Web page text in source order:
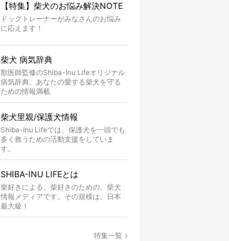
【特集】柴犬のお悩み解決NOTE
ドッグトレーナーがみなさんのお悩み
に応えます！
柴犬 病気辞典
獣医師監修のShiba-Inu Lifeオリジナル
病気辞典。あなたの愛する柴犬を守る
ための情報満載
柴犬里親/保護犬情報
Shiba-Inu Lifeでは、保護犬を一頭でも
多く救うための活動支援をしていま
す。
SHIBA-INU LIFEとは
柴好きによる、柴好きのための、柴犬
情報メディアです。その規模は、日本
最大級！
特集一覧